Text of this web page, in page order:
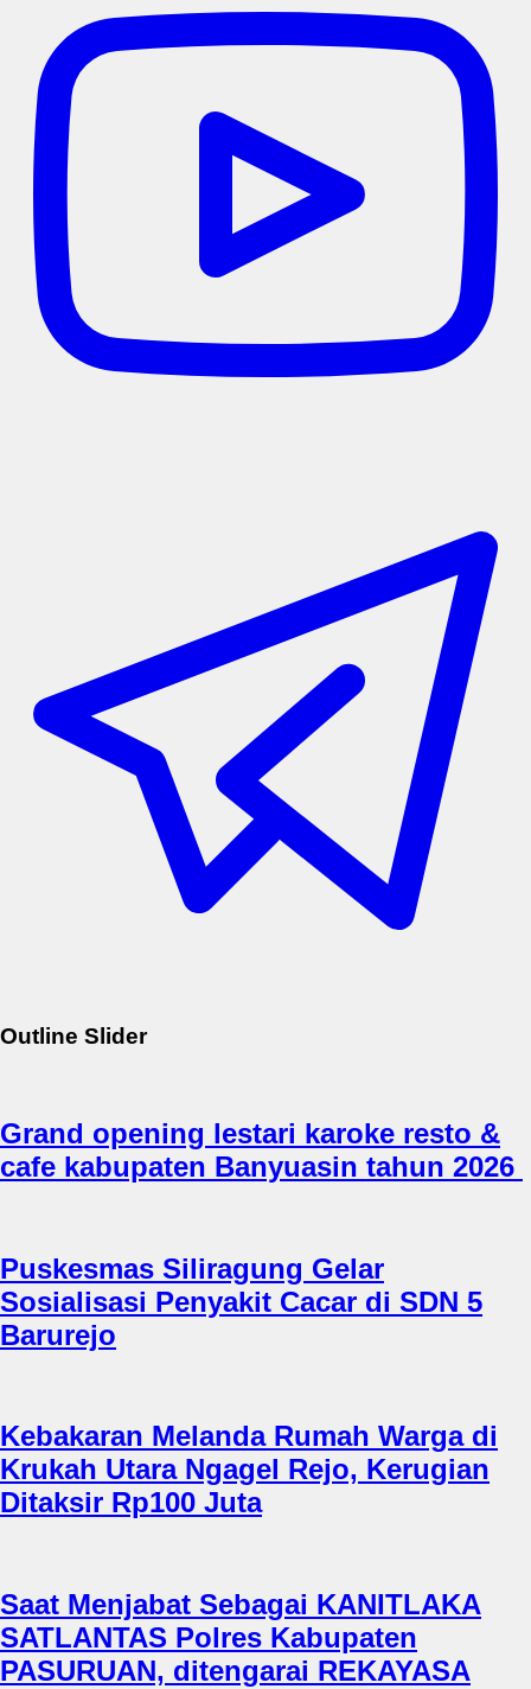
Outline Slider
Grand opening lestari karoke resto &
cafe kabupaten Banyuasin tahun 2026
Puskesmas Siliragung Gelar
Sosialisasi Penyakit Cacar di SDN 5
Barurejo
Kebakaran Melanda Rumah Warga di
Krukah Utara Ngagel Rejo, Kerugian
Ditaksir Rp100 Juta
Saat Menjabat Sebagai KANITLAKA
SATLANTAS Polres Kabupaten
PASURUAN, ditengarai REKAYASA